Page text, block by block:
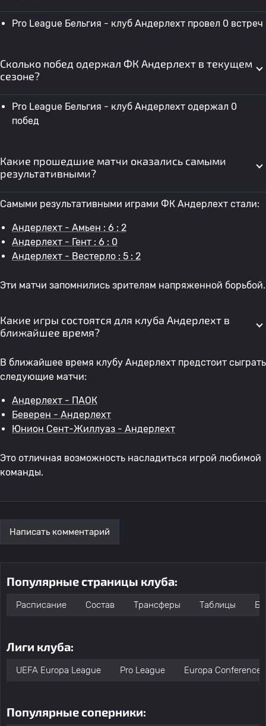
Pro League Бельгия - клуб Андерлехт провел 0 встреч
Сколько побед одержал ФК Андерлехт в текущем
сезоне?
Pro League Бельгия - клуб Андерлехт одержал 0
побед
Какие прошедшие матчи оказались самыми
результативными?
Самыми результативными играми ФК Андерлехт стали:
Андерлехт - Амьен : 6 : 2
Андерлехт - Гент : 6 : 0
Андерлехт - Вестерло : 5 : 2
Эти матчи запомнились зрителям напряженной борьбой.
Какие игры состоятся для клуба Андерлехт в
ближайшее время?
В ближайшее время клубу Андерлехт предстоит сыграть
следующие матчи:
Андерлехт - ПАОК
Беверен - Андерлехт
Юнион Сент-Жиллуаз - Андерлехт
Это отличная возможность насладиться игрой любимой
команды.
Написать комментарий
Популярные страницы клуба:
Расписание Состав Трансферы Таблицы
Лиги клуба:
UEFA Europa League Pro League Europa Conference
Популярные соперники: